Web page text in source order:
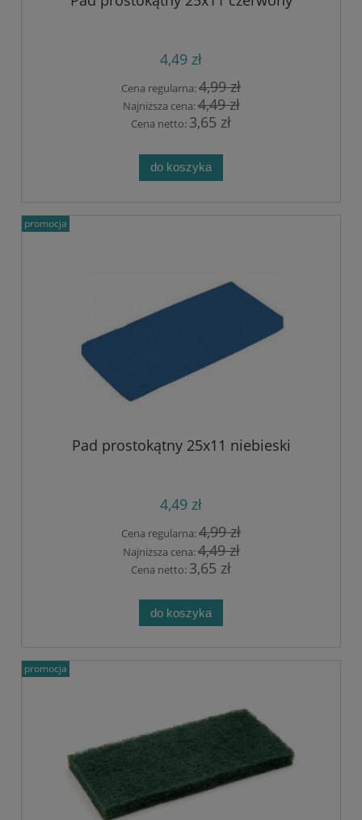
4,49 zł
Cena regularna:4,99 zł
Najniższa cena:4,49 zł
Cena netto: 3,65 zł
do koszyka
Pad prostokątny 25x11 niebieski
4,49 zł
Cena regularna:4,99 zł
Najniższa cena:4,49 zł
Cena netto: 3,65 zł
do koszyka
promocja
promocja